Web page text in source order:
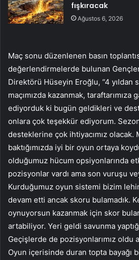
fışkıracak
Ağustos 6, 2026
Maç sonu düzenlenen basın
değerlendirmelerde bulunan
Direktörü Hüseyin Eroğlu, “4 yıldan
maçımızda kazanmak, taraftarımıza
ediyorduk ki bugün geldikleri ve
onlara çok teşekkür ediyorum.
desteklerine çok ihtiyacımız olacak.
baktığımızda iyi bir oyun ortaya
olduğumuz hücum opsiyonlarında
pozisyonlar vardı ama son vuruşu
Kurduğumuz oyun sistemi bizim
devam etti ancak skoru bulamadık.
oynuyorsun kazanmak için skor
artabiliyor. Yeri geldi savunma
Geçişlerde de pozisyonlarımız oldu
Oyun içerisinde duran topta bayağı